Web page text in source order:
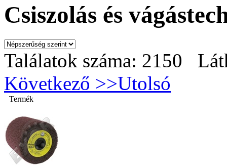
Csiszolás és
Találatok száma: 2150
Következő >>Utolsó
Termék